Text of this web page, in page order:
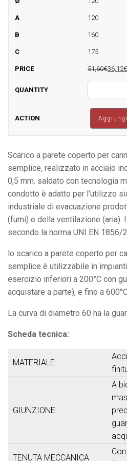
parete
quantità
120
160
175
51,60€36,12€
Scarico
coperto
in
parete
semplice
quantità
Scarico a parete coperto per
semplice, realizzato in acciaio
0,5 mm. saldato con tecnologia
condotto è adatto per l’utilizzo
industriale di evacuazione
(fumi) e della ventilazione (aria).
secondo la norma UNI EN 1856/2.
lo scarico a parete coperto per
semplice è utilizzabile in
esercizio inferiori a 200°C con
acquistare a parte), e fino a
La curva di diametro 60 ha la
Scheda tecnica:
MATERIALE
GIUNZIONE
A
TENUTA MECCANICA